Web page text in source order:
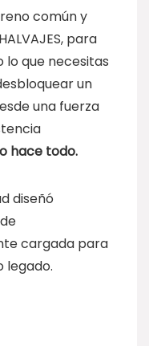
común y
para
lo que necesitas
un
una fuerza
hace todo.
diseñó
cargada para
legado.